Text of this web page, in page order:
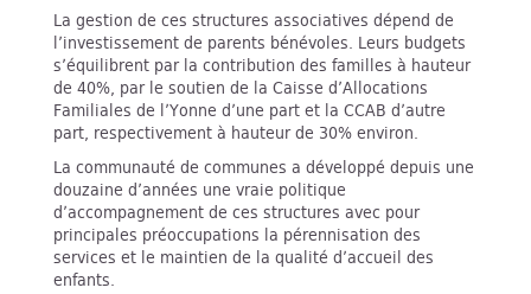
La gestion de ces structures associatives dépend de
l’investissement de parents bénévoles. Leurs budgets
s’équilibrent par la contribution des familles à hauteur
de 40%, par le soutien de la Caisse d’Allocations
Familiales de l’Yonne d’une part et la CCAB d’autre
part, respectivement à hauteur de 30% environ.
La communauté de communes a développé depuis une
douzaine d’années une vraie politique
d’accompagnement de ces structures avec pour
principales préoccupations la pérennisation des
services et le maintien de la qualité d’accueil des
enfants.